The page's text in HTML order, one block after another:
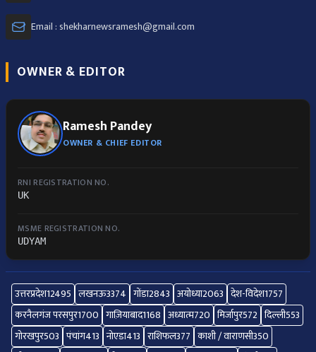
Email : shekharnewsramesh@gmail.com
OWNER & EDITOR
Ramesh Pandey
OWNER & CHIEF EDITOR
RNI REGISTRATION NO.
UK
MSME REGISTRATION NO.
UDYAM
उत्तरप्रदेश12495 लखनऊ3374 गोंडा2843 अयोध्या2063 देश-विदेश1757
करनैलगंज परसपुर1700 गाज़ियाबाद1168 अध्यात्म720 मिर्जापुर572 दिल्ली553
गोरखपुर503 पंचांग413 नोएडा413 राशिफल377 काशी / वाराणसी350